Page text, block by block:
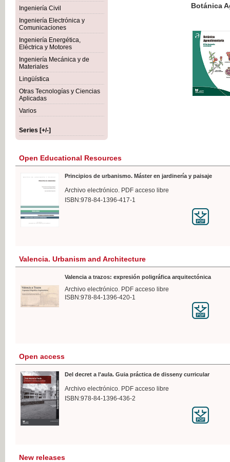
Ingeniería Civil
Ingeniería Electrónica y
Comunicaciones
Ingeniería Energética,
Eléctrica y Motores
Ingeniería Mecánica y de
Materiales
Lingüística
Otras Tecnologías y Ciencias
Aplicadas
Varios
Series [+/-]
Botánica Agroalimentaria
VAT
Open Educational Resources
Principios de urbanismo. Máster en jardinería y paisaje
Archivo electrónico. PDF acceso libre
ISBN:978-84-1396-417-1
Valencia. Urbanism and Architecture
Valencia a trazos: expresión poligráfica arquitectónica
Archivo electrónico. PDF acceso libre
ISBN:978-84-1396-420-1
Open access
Del decret a l'aula. Guia práctica de disseny curricular
Archivo electrónico. PDF acceso libre
ISBN:978-84-1396-436-2
New releases